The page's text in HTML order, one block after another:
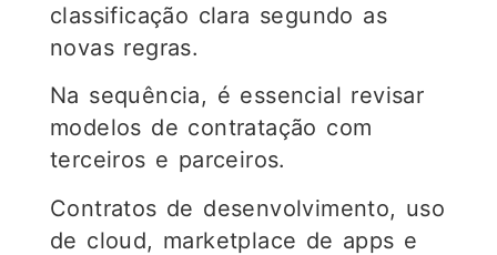
classificação clara segundo as
novas regras.
Na sequência, é essencial revisar
modelos de contratação com
terceiros e parceiros.
Contratos de desenvolvimento, uso
de cloud, marketplace de apps e